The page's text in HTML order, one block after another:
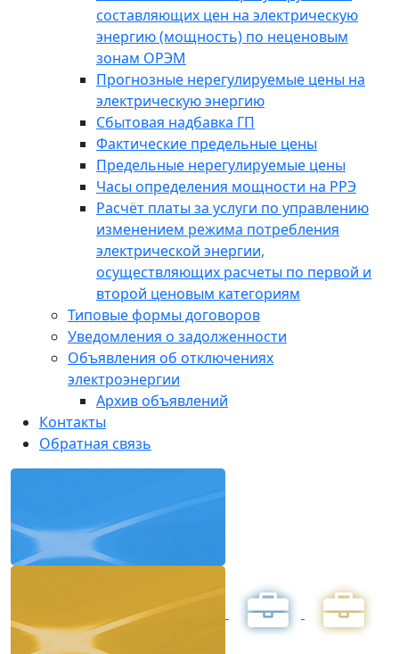
составляющих цен на электрическую
энергию (мощность) по неценовым
зонам ОРЭМ
Прогнозные нерегулируемые цены на
электрическую энергию
Сбытовая надбавка ГП
Фактические предельные цены
Предельные нерегулируемые цены
Часы определения мощности на РРЭ
Расчёт платы за услуги по управлению
изменением режима потребления
электрической энергии,
осуществляющих расчеты по первой и
второй ценовым категориям
Типовые формы договоров
Уведомления о задолженности
Объявления об отключениях
электроэнергии
Архив объявлений
Контакты
Обратная связь